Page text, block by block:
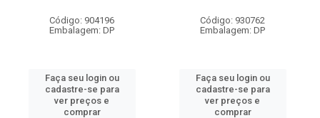
Código: 904196
Embalagem: DP
Faça seu login ou
cadastre-se para
ver preços e
comprar
Código: 930762
Embalagem: DP
Faça seu login ou
cadastre-se para
ver preços e
comprar